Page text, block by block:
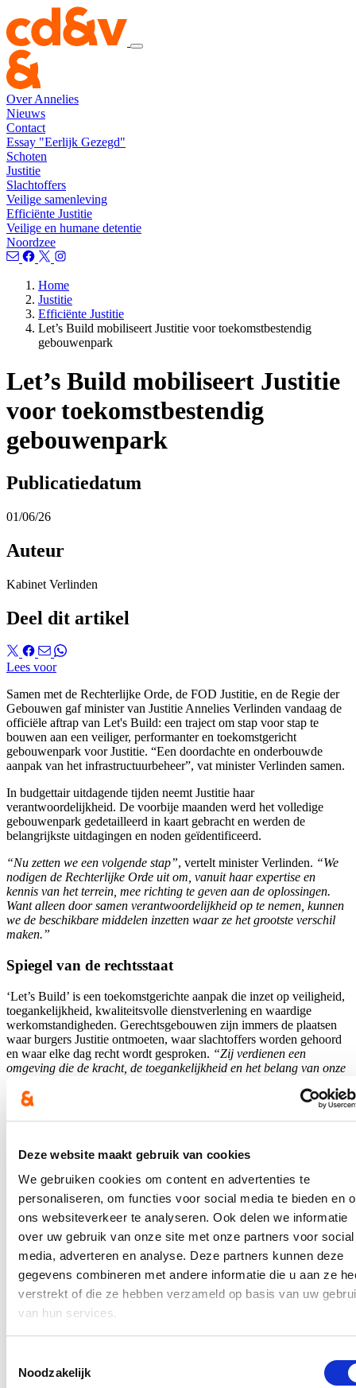
Deze website maakt gebruik van cookies
We gebruiken cookies om content en advertenties te
personaliseren, om functies voor social media te bieden en
ons websiteverkeer te analyseren. Ook delen we informatie
over uw gebruik van onze site met onze partners voor social
media, adverteren en analyse. Deze partners kunnen deze
gegevens combineren met andere informatie die u aan ze
verstrekt of die ze hebben verzameld op basis van uw
van hun services.
Noodzakelijk
Over Annelies
Nieuws
Contact
Essay "Eerlijk Gezegd"
Schoten
Justitie
Slachtoffers
Veilige samenleving
Efficiënte Justitie
Veilige en humane detentie
Noordzee
Home
Justitie
Efficiënte Justitie
Let’s Build mobiliseert Justitie voor toekomstbestendig
gebouwenpark
Let’s Build mobiliseert Justitie
voor toekomstbestendig
gebouwenpark
Publicatiedatum
01/06/26
Auteur
Kabinet Verlinden
Deel dit artikel
Lees voor
Samen met de Rechterlijke Orde, de FOD Justitie, en de Regie der
Gebouwen gaf minister van Justitie Annelies Verlinden vandaag de
officiële aftrap van Let's Build: een traject om stap voor stap te
bouwen aan een veiliger, performanter en toekomstgericht
gebouwenpark voor Justitie. “Een doordachte en onderbouwde
aanpak van het infrastructuurbeheer”, vat minister Verlinden samen.
In budgettair uitdagende tijden neemt Justitie haar
verantwoordelijkheid. De voorbije maanden werd het volledige
gebouwenpark gedetailleerd in kaart gebracht en werden de
belangrijkste uitdagingen en noden geïdentificeerd.
“Nu zetten we een volgende stap”, vertelt minister Verlinden. “We
nodigen de Rechterlijke Orde uit om, vanuit haar expertise en
kennis van het terrein, mee richting te geven aan de oplossingen.
Want alleen door samen verantwoordelijkheid op te nemen, kunnen
we de beschikbare middelen inzetten waar ze het grootste verschil
maken.”
Spiegel van de rechtsstaat
‘Let’s Build’ is een toekomstgerichte aanpak die inzet op veiligheid,
toegankelijkheid, kwaliteitsvolle dienstverlening en waardige
werkomstandigheden. Gerechtsgebouwen zijn immers de plaatsen
waar burgers Justitie ontmoeten, waar slachtoffers worden gehoord
en waar elke dag recht wordt gesproken. “Zij verdienen een
omgeving die de kracht, de toegankelijkheid en het belang van onze
Hou me op de hoogte
Ontvang mijn nieuwsbrief.
E-mailadres
Postcode
Ja, ik wens de nieuwsbrief van Annelies Verlinden te ontvangen op
bovenstaand mailadres*
Klikhierom de privacyvoorwaarden te raadplegen
Efficiënte Justitie
Uitbreiding van genderquota goed voor